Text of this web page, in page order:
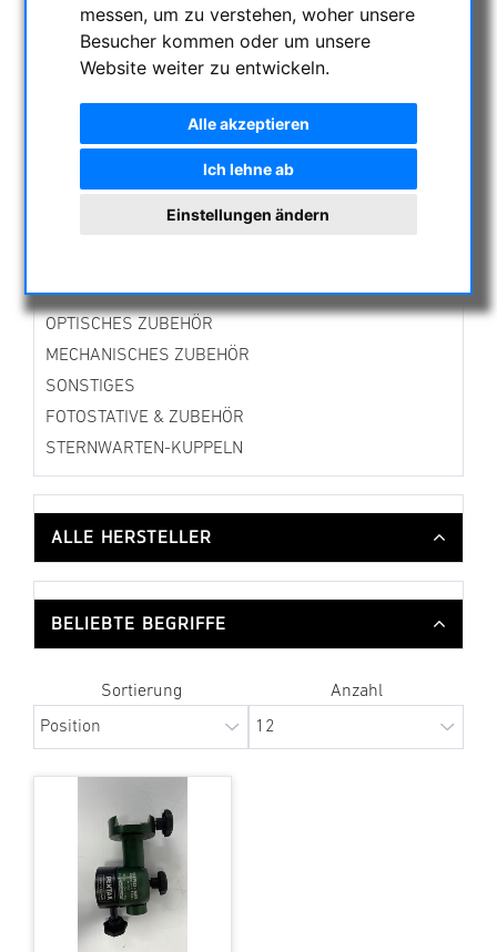
messen, um zu verstehen, woher unsere
Besucher kommen oder um unsere
Website weiter zu entwickeln.
Alle akzeptieren
Ich lehne ab
Einstellungen ändern
AKTUELLE ANGEBOTE
ASTROPROFESSIONAL TELESCOPES
SECONDHAND & LAGERBESTAND
APM PRODUKTE
ASTROEINSTIEG
SONNENBEOBACHTUNG
CMOS & CCD KAMERAS
OPTISCHES ZUBEHÖR
MECHANISCHES ZUBEHÖR
SONSTIGES
FOTOSTATIVE & ZUBEHÖR
STERNWARTEN-KUPPELN
ALLE HERSTELLER
BELIEBTE BEGRIFFE
Sortierung Anzahl